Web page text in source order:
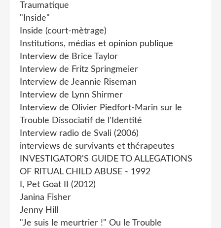
Traumatique
"Inside"
Inside (court-mètrage)
Institutions, médias et opinion publique
Interview de Brice Taylor
Interview de Fritz Springmeier
Interview de Jeannie Riseman
Interview de Lynn Shirmer
Interview de Olivier Piedfort-Marin sur le
Trouble Dissociatif de l'Identité
Interview radio de Svali (2006)
interviews de survivants et thérapeutes
INVESTIGATOR'S GUIDE TO ALLEGATIONS
OF RlTUAL CHILD ABUSE - 1992
I, Pet Goat II (2012)
Janina Fisher
Jenny Hill
"Je suis le meurtrier !" Ou le Trouble